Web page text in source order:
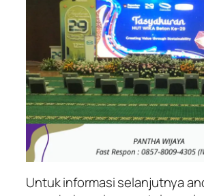
Untuk informasi selanjutnya